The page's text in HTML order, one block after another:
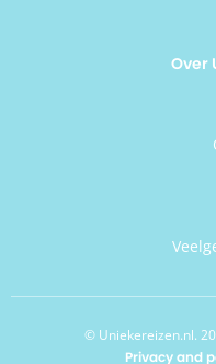
Over
© Uniekereizen.nl.
Privacy and